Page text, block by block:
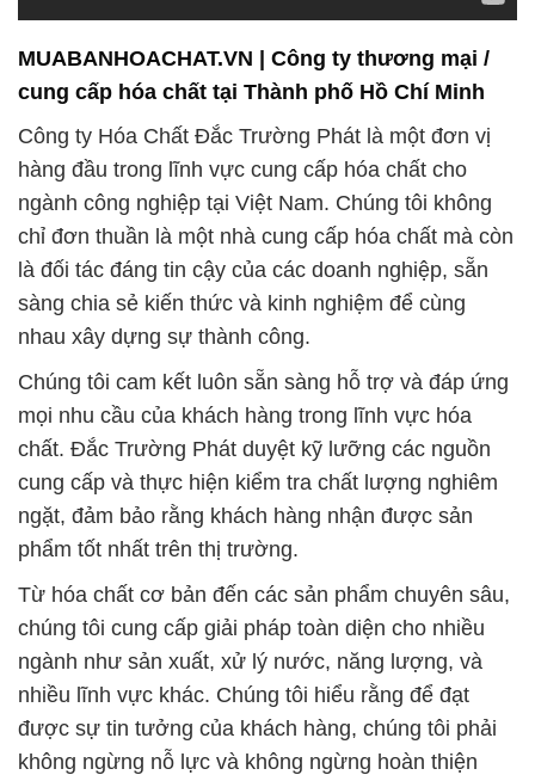
MUABANHOACHAT.VN | Công ty thương mại /
cung cấp hóa chất tại Thành phố Hồ Chí Minh
Công ty Hóa Chất Đắc Trường Phát là một đơn vị
hàng đầu trong lĩnh vực cung cấp hóa chất cho
ngành công nghiệp tại Việt Nam. Chúng tôi không
chỉ đơn thuần là một nhà cung cấp hóa chất mà còn
là đối tác đáng tin cậy của các doanh nghiệp, sẵn
sàng chia sẻ kiến thức và kinh nghiệm để cùng
nhau xây dựng sự thành công.
Chúng tôi cam kết luôn sẵn sàng hỗ trợ và đáp ứng
mọi nhu cầu của khách hàng trong lĩnh vực hóa
chất. Đắc Trường Phát duyệt kỹ lưỡng các nguồn
cung cấp và thực hiện kiểm tra chất lượng nghiêm
ngặt, đảm bảo rằng khách hàng nhận được sản
phẩm tốt nhất trên thị trường.
Từ hóa chất cơ bản đến các sản phẩm chuyên sâu,
chúng tôi cung cấp giải pháp toàn diện cho nhiều
ngành như sản xuất, xử lý nước, năng lượng, và
nhiều lĩnh vực khác. Chúng tôi hiểu rằng để đạt
được sự tin tưởng của khách hàng, chúng tôi phải
không ngừng nỗ lực và không ngừng hoàn thiện